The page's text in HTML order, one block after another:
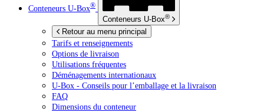
Conteneurs U-Box®
Conteneurs U-Box®
Retour au menu principal
Tarifs et renseignements
Options de livraison
Utilisations fréquentes
Déménagements internationaux
U-Box - Conseils pour l’emballage et la livraison
FAQ
Dimensions du conteneur